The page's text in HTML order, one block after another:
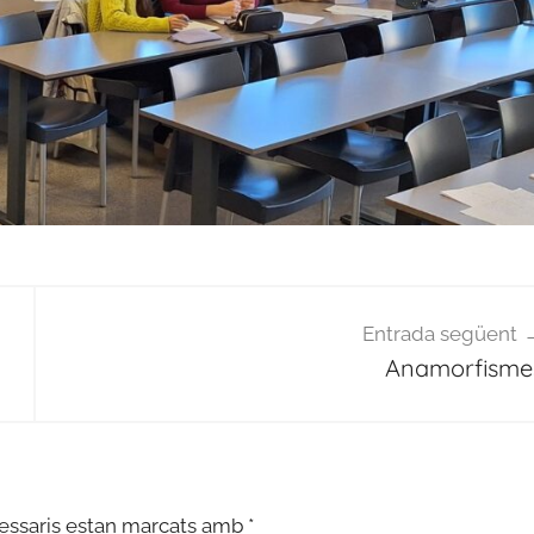
Entrada següent
estan marcats amb *